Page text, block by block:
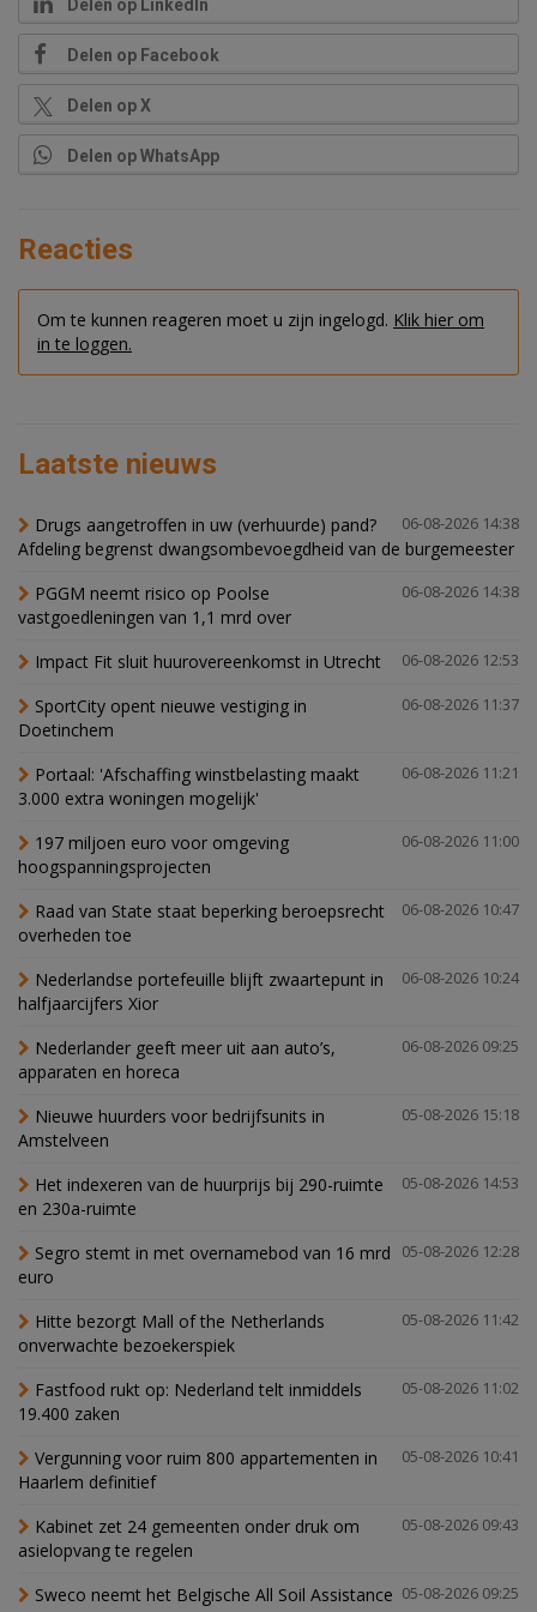
Delen op LinkedIn
Delen op Facebook
Delen op X
Delen op WhatsApp
Reacties
Om te kunnen reageren moet u zijn ingelogd. Klik hier om
in te loggen.
Laatste nieuws
06-08-2026 14:38
Drugs aangetroffen in uw (verhuurde) pand?
Afdeling begrenst dwangsombevoegdheid van de burgemeester
06-08-2026 14:38
PGGM neemt risico op Poolse
vastgoedleningen van 1,1 mrd over
06-08-2026 12:53
Impact Fit sluit huurovereenkomst in Utrecht
06-08-2026 11:37
SportCity opent nieuwe vestiging in
Doetinchem
06-08-2026 11:21
Portaal: 'Afschaffing winstbelasting maakt
3.000 extra woningen mogelijk'
06-08-2026 11:00
197 miljoen euro voor omgeving
hoogspanningsprojecten
06-08-2026 10:47
Raad van State staat beperking beroepsrecht
overheden toe
06-08-2026 10:24
Nederlandse portefeuille blijft zwaartepunt in
halfjaarcijfers Xior
06-08-2026 09:25
Nederlander geeft meer uit aan auto’s,
apparaten en horeca
05-08-2026 15:18
Nieuwe huurders voor bedrijfsunits in
Amstelveen
05-08-2026 14:53
Het indexeren van de huurprijs bij 290-ruimte
en 230a-ruimte
05-08-2026 12:28
Segro stemt in met overnamebod van 16 mrd
euro
05-08-2026 11:42
Hitte bezorgt Mall of the Netherlands
onverwachte bezoekerspiek
05-08-2026 11:02
Fastfood rukt op: Nederland telt inmiddels
19.400 zaken
05-08-2026 10:41
Vergunning voor ruim 800 appartementen in
Haarlem definitief
05-08-2026 09:43
Kabinet zet 24 gemeenten onder druk om
asielopvang te regelen
05-08-2026 09:25
Sweco neemt het Belgische All Soil Assistance